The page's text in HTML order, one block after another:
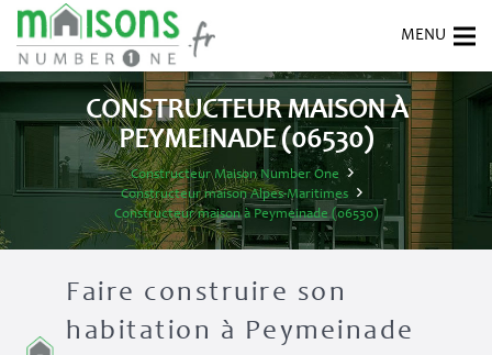
CONSTRUCTEUR MAISON À
PEYMEINADE (06530)
Constructeur Maison Number One
Constructeur maison Alpes-Maritimes
Constructeur maison à Peymeinade (06530)
Faire construire son
habitation à Peymeinade